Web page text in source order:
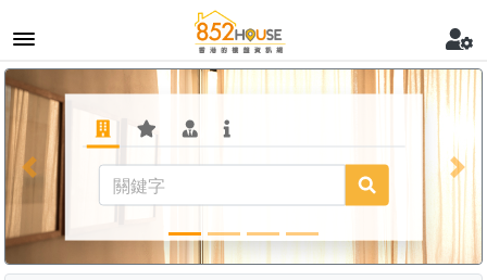
Previous